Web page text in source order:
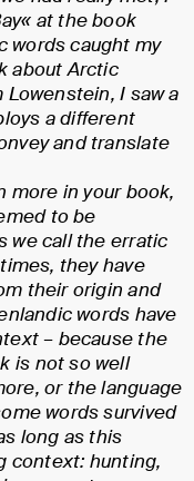
at the book
words caught my
about Arctic
I saw a
a different
and translate
more in your book,
to be
we call the erratic
they have
their origin and
words have
– because the
is not so well
or the language
words survived
long as this
context: hunting,